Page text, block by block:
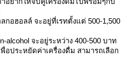
กอฮอลล์ จะอยู่ที่เรทตั้งแต่ 500-1,500
alcohol จะอยู่ระหว่าง 400-500 บาท
อประหยัดค่าเครื่องดื่ม สามารถเลือก